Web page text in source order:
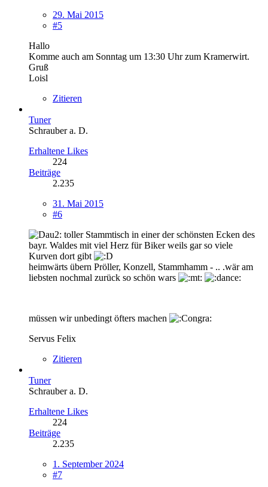
29. Mai 2015
#5
Hallo
Komme auch am Sonntag um 13:30 Uhr zum Kramerwirt.
Gruß
Loisl
Zitieren
Tuner
Schrauber a. D.
Erhaltene Likes
224
Beiträge
2.235
31. Mai 2015
#6
toller Stammtisch in einer der schönsten Ecken des
bayr. Waldes mit viel Herz für Biker weils gar so viele
Kurven dort gibt
heimwärts übern Pröller, Konzell, Stammhamm - .. .wär am
liebsten nochmal zurück so schön wars
müssen wir unbedingt öfters machen
Servus Felix
Zitieren
Tuner
Schrauber a. D.
Erhaltene Likes
224
Beiträge
2.235
1. September 2024
#7